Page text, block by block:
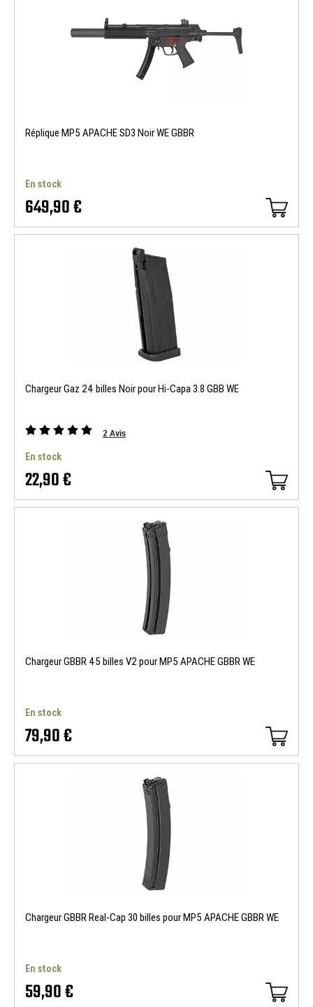
Réplique MP5 APACHE SD3 Noir WE GBBR
En stock
649,90 €
Chargeur Gaz 24 billes Noir pour Hi-Capa 3.8 GBB WE
2Avis
En stock
22,90 €
Chargeur GBBR 45 billes V2 pour MP5 APACHE GBBR WE
En stock
79,90 €
Chargeur GBBR Real-Cap 30 billes pour MP5 APACHE GBBR WE
En stock
59,90 €